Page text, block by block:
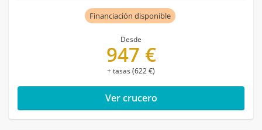
Financiación disponible
Desde
947 €
+ tasas (622 €)
Ver crucero